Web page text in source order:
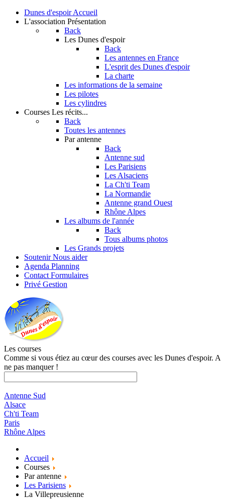
Dunes d'espoir Accueil
L'association Présentation
Back
Les Dunes d'espoir
Back
Les antennes en France
L'esprit des Dunes d'espoir
La charte
Les informations de la semaine
Les pilotes
Les cylindres
Courses Les récits...
Back
Toutes les antennes
Par antenne
Back
Antenne sud
Les Parisiens
Les Alsaciens
La Ch'ti Team
La Normandie
Antenne grand Ouest
Rhône Alpes
Les albums de l'année
Back
Tous albums photos
Les Grands projets
Soutenir Nous aider
Agenda Planning
Contact Formulaires
Privé Gestion
Les courses
Comme si vous étiez au cœur des courses avec les Dunes d'espoir. A
ne pas manquer !
Antenne Sud
Alsace
Ch'ti Team
Paris
Rhône Alpes
Accueil
Courses
Par antenne
Les Parisiens
La Villepreusienne